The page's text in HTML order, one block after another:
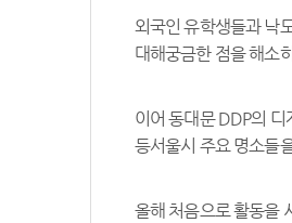
외국인 유학생들과 낙
대해궁금한 점을 해소
이어 동대문 DDP의
등서울시 주요 명소들
올해 처음으로 활동을